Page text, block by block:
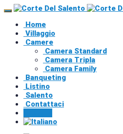
Home
Villaggio
Camere
Camera Standard
Camera Tripla
Camera Family
Banqueting
Listino
Salento
Contattaci